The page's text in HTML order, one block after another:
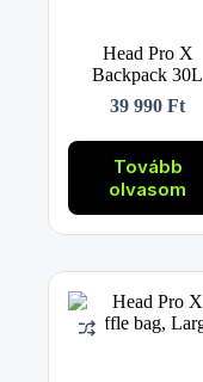
Head Pro X
Backpack 30L
39 990Ft
Tovább
olvasom